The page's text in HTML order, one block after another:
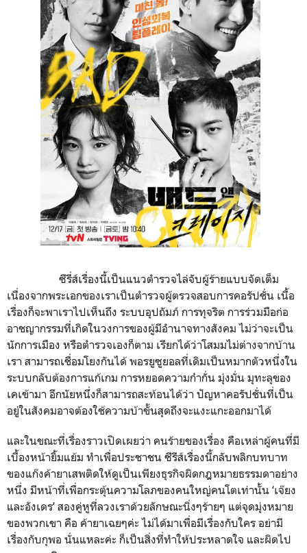
ซีรี่ส์เรื่องนี้เป็นแนวตำรวจไล่จับผู้ร้ายแบบจัดเต็ม
เนื่องจากพระเอกของเราเป็นตำรวจผู้ตรวจสอบการคอรัปชั่น เนื้อ
เรื่องก็จะพาเราไปเห็นถึง ระบบอุปถัมภ์ การทุจริต การร่วมมือก่อ
อาชญากรรมที่เกิดในวงการของผู้มีอำนาจทางสังคม ไม่ว่าจะเป็น
นักการเมือง หรือตำรวจเองก็ตาม เรียกได้ว่าโสมมไม่ต่างจากบ้าน
เรา สามารถเชื่อมโยงกันได้ พอรยูซูยอลที่เดิมเป็นหมากตัวหนึ่งใน
ระบบกลับต้องการแก้เกม การหยอดความก๋ากั่น มุ่งมั่น มุทะลุของ
เคเข้ามา อีกนัยหนึ่งก็สามารถสะท้อนได้ว่า ปัญหาคอรัปชั่นที่เป็น
อยู่ในสังคมอาจต้องใช้ความบ้าขั้นสุดถึงจะแงะแกะออกมาได้
และในขณะที่เรื่องราวเปิดเผยว่า คนร้ายของเรื่อง คือเหล่าผู้คนที่มี
เบื้องหน้ายิ้มแย้ม ทำเพื่อประชาชน ซีรีส์เรื่องนี้กลับพลิกบทบาท
ของแก๊งค้ายาเสพติดให้ดูเป็นเพียงธุรกิจผิดกฎหมายธรรมดาอย่าง
หนึ่ง มีหน้าที่เพื่อกระตุ้นความโลภของคนใหญ่คนโตเท่านั้น ‘เจ๊ยง
และอังเดร’ สองคู่หูที่ลวงเราด้วยลักษณะนิ่งๆร้ายๆ แต่จุดมุ่งหมาย
ของพวกเขา คือ ค้ายาเฉยๆค่ะ ไม่ได้มาเพื่อมีเรื่องกับใคร อย่ามี
เรื่องกับกุพอ นั่นแหละค่ะ ก็เป็นสิ่งที่ทำให้ประหลาดใจ และผิดไป